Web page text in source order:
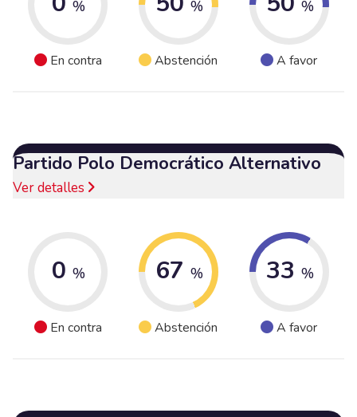
%
En contra
%
Abstención
%
A favor
Partido Polo Democrático Alternativo
Ver detalles
0 %
En contra
67 %
Abstención
33 %
A favor